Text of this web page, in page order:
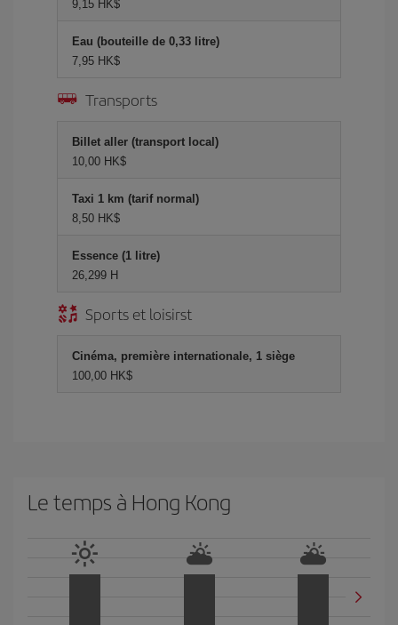
9,15 HK$
Eau (bouteille de 0,33 litre)
7,95 HK$
Transports
Billet aller (transport local)
10,00 HK$
Taxi 1 km (tarif normal)
8,50 HK$
Essence (1 litre)
26,299 H
Sports et loisirst
Cinéma, première internationale, 1 siège
100,00 HK$
Le temps à Hong Kong